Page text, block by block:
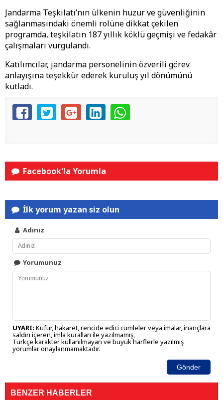
Jandarma Teşkilatı’nın ülkenin huzur ve güvenliğinin
sağlanmasındaki önemli rolüne dikkat çekilen
programda, teşkilatın 187 yıllık köklü geçmişi ve fedakâr
çalışmaları vurgulandı.
Katılımcılar, jandarma personelinin özverili görev
anlayışına teşekkür ederek kuruluş yıl dönümünü
kutladı.
Facebook'la Yorumla
İlk yorum yazan siz olun
Adınız
Yorumunuz
UYARI: Küfür, hakaret, rencide edici cümleler veya imalar, inançlara
saldırı içeren, imla kuralları ile yazılmamış,
Türkçe karakter kullanılmayan ve büyük harflerle yazılmış
yorumlar onaylanmamaktadır.
Gönder
BENZER HABERLER